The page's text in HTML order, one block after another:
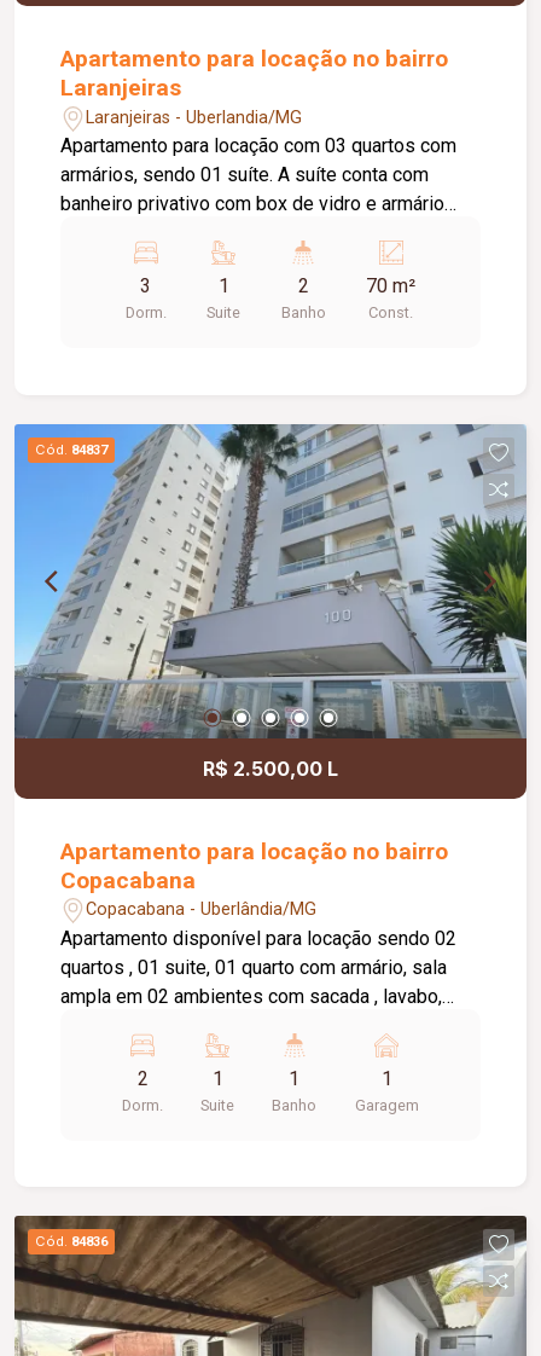
Apartamento para locação no bairro
Laranjeiras
Laranjeiras - Uberlandia/MG
Apartamento para locação com 03 quartos com
armários, sendo 01 suíte. A suíte conta com
banheiro privativo com box de vidro e armário
ambientes, e sacada. Cozinha com armários e
cooktop, além de área de serviço. O imóvel
possui ainda 01 banheiro social com box de vidro
playground, academia, salão de festas, piscina e
quadra esportiva.
3
Dorm.
1
Suite
2
Banho
70 m²
Const.
Cód. 84837
R$ 2.500,00 L
Apartamento para locação no bairro
Copacabana
Copacabana - Uberlândia/MG
Apartamento disponível para locação sendo 02
quartos , 01 suite, 01 quarto com armário, sala
ampla em 02 ambientes com sacada , lavabo,
social com box e armário, elevador privativo, 01
vaga de garagem, portaria 24 horas,
brinquedoteca, salão de festas.
2
Dorm.
1
Suite
1
Banho
1
Garagem
Cód. 84836